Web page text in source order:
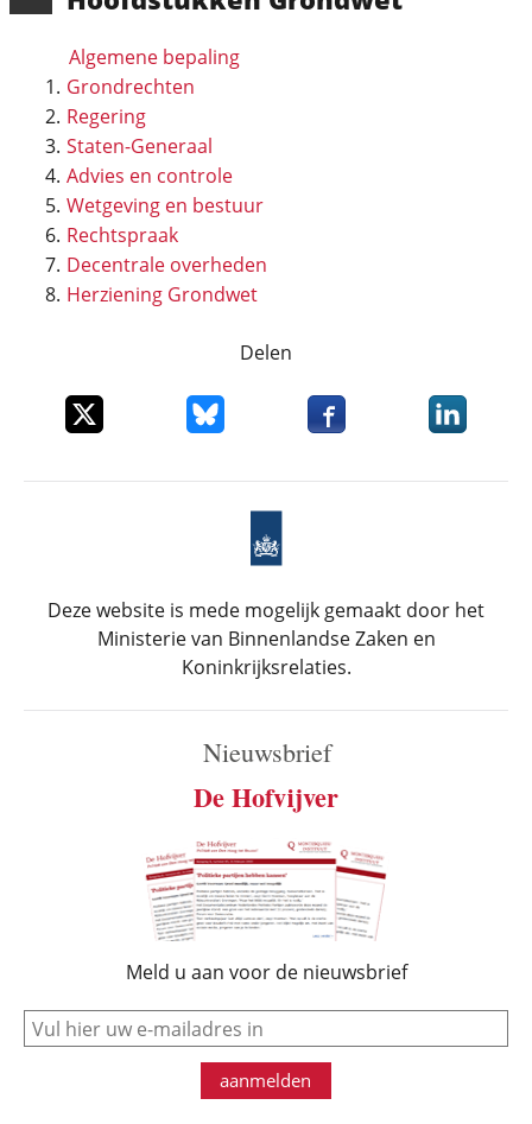
Algemene bepaling
Grondrechten
Regering
Staten-Generaal
Advies en controle
Wetgeving en bestuur
Rechtspraak
Decentrale overheden
Herziening Grondwet
Delen
Deel dit item op XDeel dit item op Bluesky
Deel dit item opDeel dit
Deze website is mede mogelijk gemaakt door het
Ministerie van Binnenlandse Zaken en
Koninkrijksrelaties.
Nieuwsbrief
De Hofvijver
Meld u aan voor de nieuwsbrief
e-mail
aanmelden